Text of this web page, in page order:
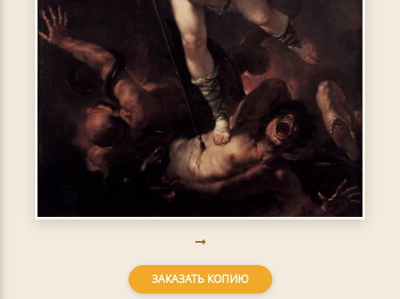
ЗАКАЗАТЬ КОПИЮ